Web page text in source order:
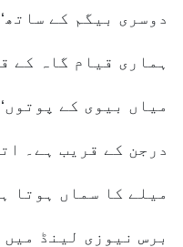
دوسری بیگم کے
ہماری قیام گاہ کے
میاں بیوی کے
درجن کے قریب ہے۔
میلے کا سماں ہوتا
برس نیوزی لینڈ